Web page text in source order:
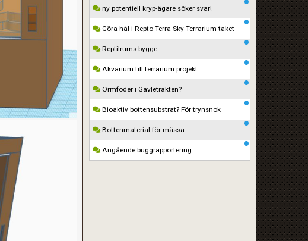
ny potentiell kryp-ägare söker svar!
Göra hål i Repto Terra Sky Terrarium taket
Reptilrums bygge
Akvarium till terrarium projekt
Ormfoder i Gävletrakten?
Bioaktiv bottensubstrat? För trynsnok
Bottenmaterial för mässa
Angående buggrapportering